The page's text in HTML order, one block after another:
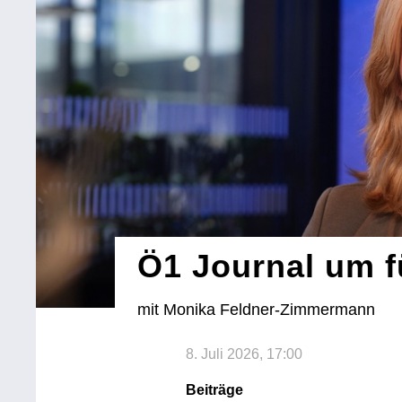
Ö1 Journal um
mit Monika Feldner-Zimmermann
8. Juli 2026, 17:00
Beiträge